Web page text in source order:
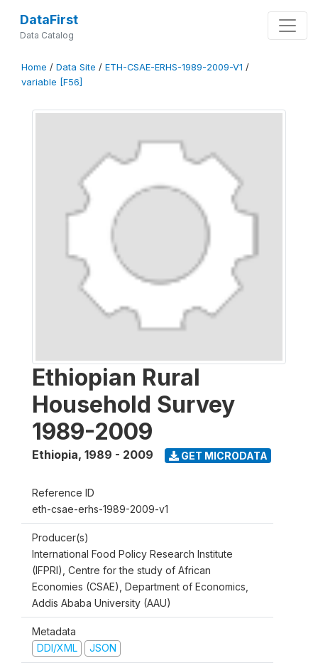
DataFirst
Data Catalog
Home / Data Site / ETH-CSAE-ERHS-1989-2009-V1 /
variable [F56]
Ethiopian Rural
Household Survey
1989-2009
Ethiopia, 1989 - 2009 GET MICRODATA
Reference ID
eth-csae-erhs-1989-2009-v1
Producer(s)
International Food Policy Research Institute
(IFPRI), Centre for the study of African
Economies (CSAE), Department of Economics,
Addis Ababa University (AAU)
Metadata
DDI/XML
JSON